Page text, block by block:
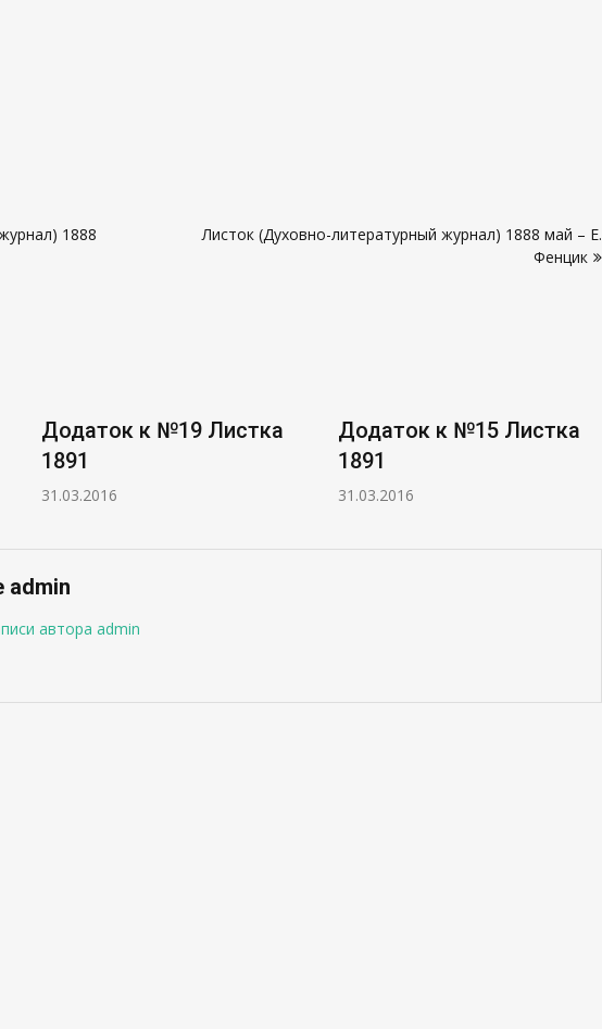
1888
Листок (Духовно-литературный журнал) 1888 май – Е.
Фенцик
Додаток к №19 Листка
1891
31.03.2016
Додаток к №15 Листка
1891
31.03.2016
admin
автора admin